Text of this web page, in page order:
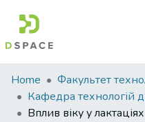
Communities
&
Collections
Home